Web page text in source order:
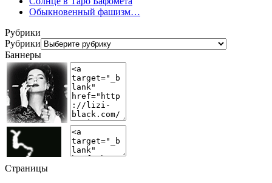
Обыкновенный фашизм…
Рубрики
Рубрики
Баннеры
Страницы